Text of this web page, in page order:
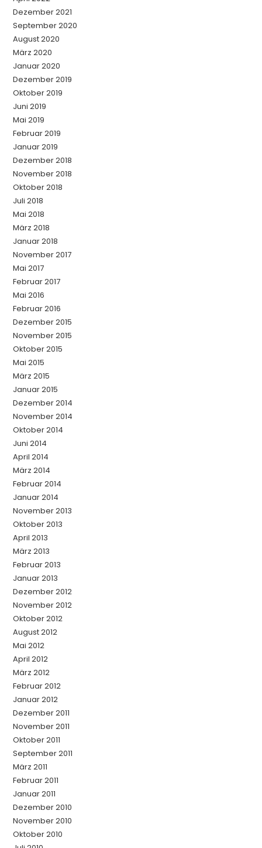
Dezember 2021
September 2020
August 2020
März 2020
Januar 2020
Dezember 2019
Oktober 2019
Juni 2019
Mai 2019
Februar 2019
Januar 2019
Dezember 2018
November 2018
Oktober 2018
Juli 2018
Mai 2018
März 2018
Januar 2018
November 2017
Mai 2017
Februar 2017
Mai 2016
Februar 2016
Dezember 2015
November 2015
Oktober 2015
Mai 2015
März 2015
Januar 2015
Dezember 2014
November 2014
Oktober 2014
Juni 2014
April 2014
März 2014
Februar 2014
Januar 2014
November 2013
Oktober 2013
April 2013
März 2013
Februar 2013
Januar 2013
Dezember 2012
November 2012
Oktober 2012
August 2012
Mai 2012
April 2012
März 2012
Februar 2012
Januar 2012
Dezember 2011
November 2011
Oktober 2011
September 2011
März 2011
Februar 2011
Januar 2011
Dezember 2010
November 2010
Oktober 2010